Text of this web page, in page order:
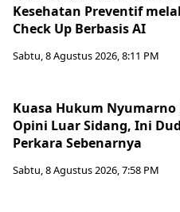
Kesehatan Preventif
Check Up Berbasis AI
Sabtu, 8 Agustus 2026, 8:11 PM
Kuasa Hukum
Opini Luar Sidang, Ini
Perkara Sebenarnya ​
Sabtu, 8 Agustus 2026, 7:58 PM